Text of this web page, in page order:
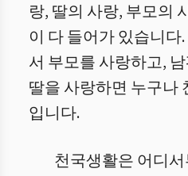
랑, 딸의 사랑, 부모의
이 다 들어가 있습니다.
서 부모를 사랑하고,
딸을 사랑하면 누구나
입니다.
천국생활은 어디